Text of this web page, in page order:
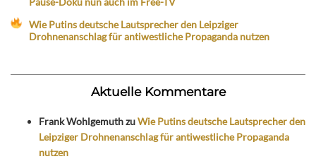
Wie Putins deutsche Lautsprecher den Leipziger
Drohnenanschlag für antiwestliche Propaganda nutzen
Aktuelle Kommentare
Frank WohlgemuthzuWie Putins deutsche Lautsprecher den
Leipziger Drohnenanschlag für antiwestliche Propaganda
nutzen